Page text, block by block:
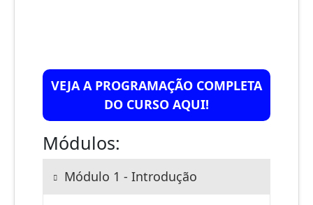
VEJA A PROGRAMAÇÃO COMPLETA
DO CURSO AQUI!
Módulos:
Módulo 1 - Introdução